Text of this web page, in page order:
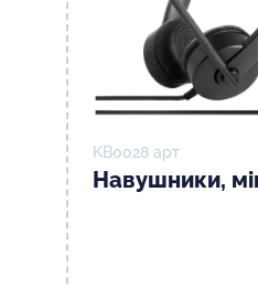
KB0028 арт
Навушники,